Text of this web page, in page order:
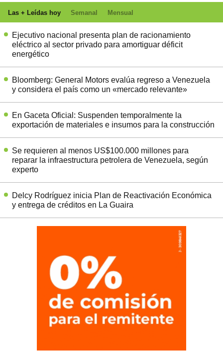
Las + Leídas hoy Semanal Mensual
Ejecutivo nacional presenta plan de racionamiento
eléctrico al sector privado para amortiguar déficit
energético
Bloomberg: General Motors evalúa regreso a Venezuela
y considera el país como un «mercado relevante»
En Gaceta Oficial: Suspenden temporalmente la
exportación de materiales e insumos para la construcción
Se requieren al menos US$100.000 millones para
reparar la infraestructura petrolera de Venezuela, según
experto
Delcy Rodríguez inicia Plan de Reactivación Económica
y entrega de créditos en La Guaira